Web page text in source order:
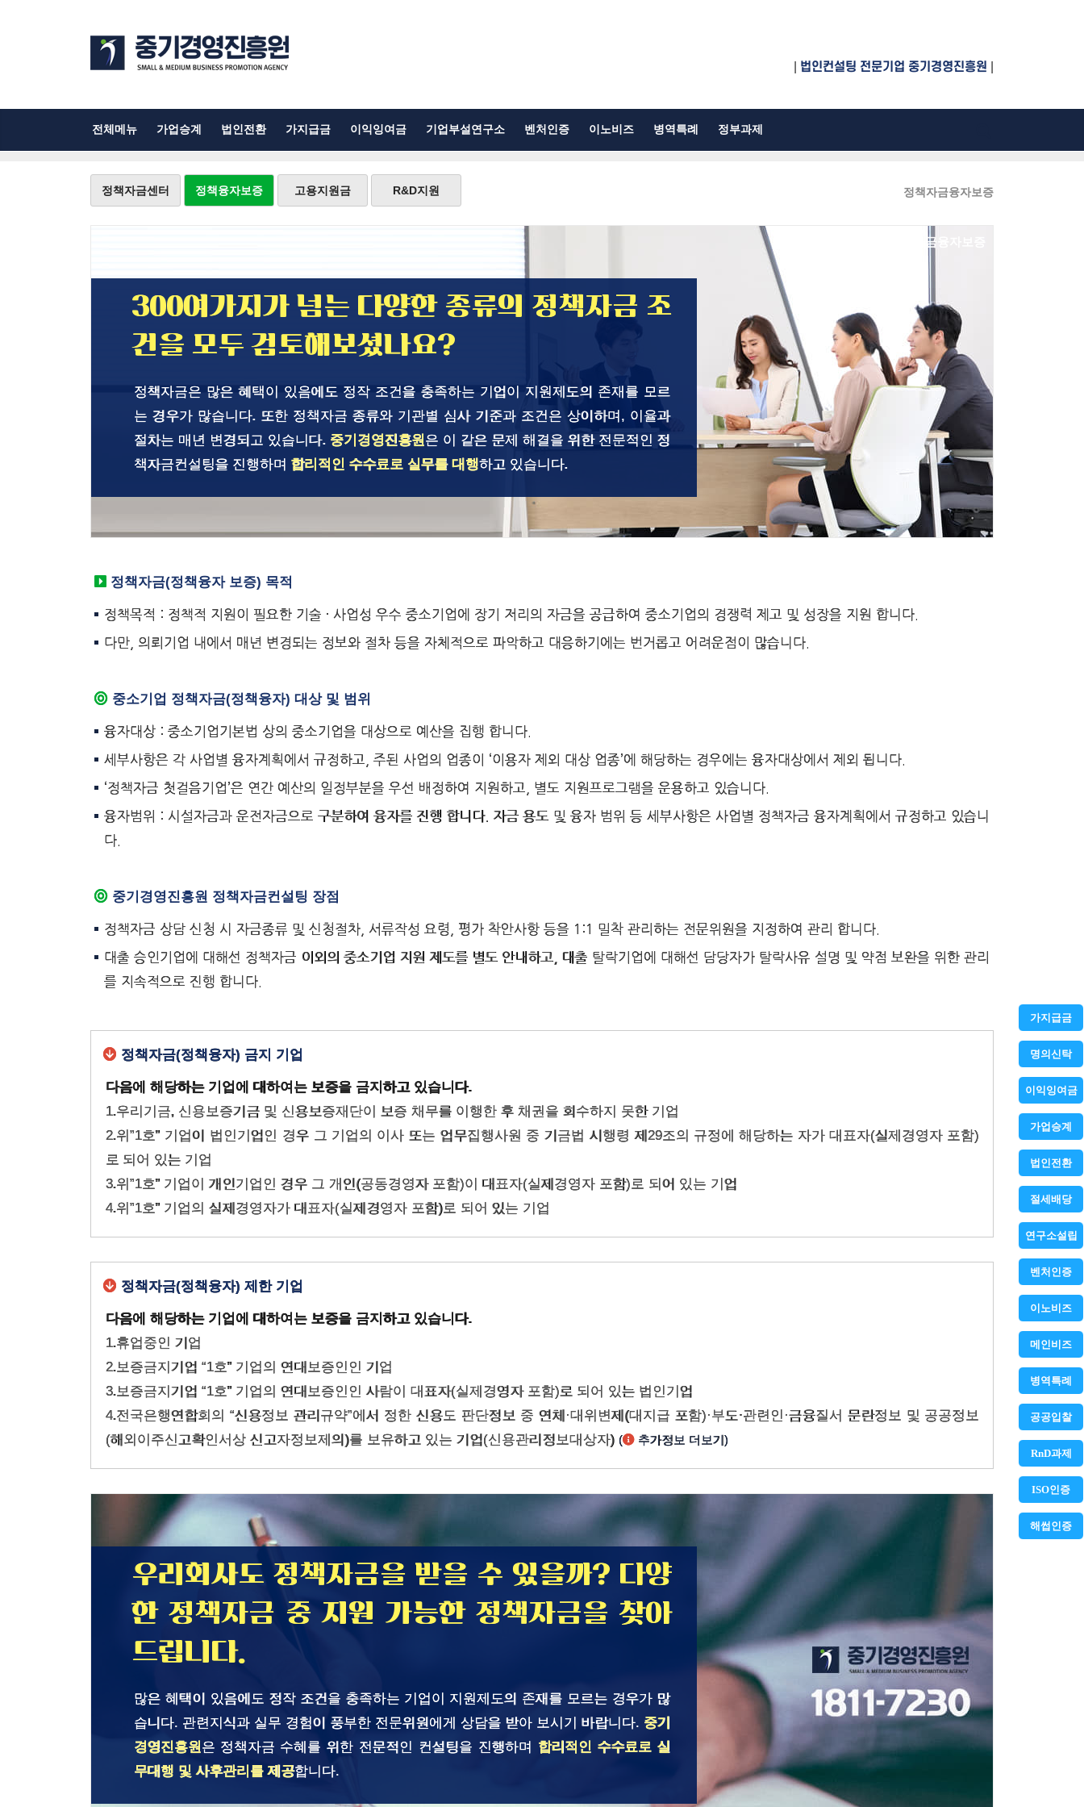
가지급금
명의신탁
이익잉여금
가업승계
법인전환
절세배당
연구소설립
벤처인증
이노비즈
메인비즈
병역특례
공공입찰
RnD과제
ISO인증
해썹인증
법인컨설팅 전문기업 중기경영진흥원
전체메뉴 가업승계 법인전환 가지급금 이익잉여금 기업부설연구소 벤처인증 이노비즈 병역특례 정부과제
정책자금융자보증
정책자금센터 정책융자보증 고용지원금 R&D지원
정책자금융자보증
300여가지가 넘는 다양한 종류의 정책자금 조
건을 모두 검토해보셨나요?
정책자금은 많은 혜택이 있음에도 정작 조건을 충족하는 기업이 지원제도의 존재를 모르
는 경우가 많습니다. 또한 정책자금 종류와 기관별 심사 기준과 조건은 상이하며, 이율과
절차는 매년 변경되고 있습니다. 중기경영진흥원은 이 같은 문제 해결을 위한 전문적인 정
책자금컨설팅을 진행하며 합리적인 수수료로 실무를 대행하고 있습니다.
정책자금(정책융자 보증) 목적
정책목적 : 정책적 지원이 필요한 기술 · 사업성 우수 중소기업에 장기 저리의 자금을 공급하여 중소기업의 경쟁력 제고 및 성장을 지원 합니다.
다만, 의뢰기업 내에서 매년 변경되는 정보와 절차 등을 자체적으로 파악하고 대응하기에는 번거롭고 어려운점이 많습니다.
중소기업 정책자금(정책융자) 대상 및 범위
융자대상 : 중소기업기본법 상의 중소기업을 대상으로 예산을 집행 합니다.
세부사항은 각 사업별 융자계획에서 규정하고, 주된 사업의 업종이 ‘이용자 제외 대상 업종’에 해당하는 경우에는 융자대상에서 제외 됩니다.
‘정책자금 첫걸음기업’은 연간 예산의 일정부분을 우선 배정하여 지원하고, 별도 지원프로그램을 운용하고 있습니다.
융자범위 : 시설자금과 운전자금으로 구분하여 융자를 진행 합니다. 자금 용도 및 융자 범위 등 세부사항은 사업별 정책자금 융자계획에서 규정하고 있습니
다.
중기경영진흥원 정책자금컨설팅 장점
정책자금 상담 신청 시 자금종류 및 신청절차, 서류작성 요령, 평가 착안사항 등을 1:1 밀착 관리하는 전문위원을 지정하여 관리 합니다.
대출 승인기업에 대해선 정책자금 이외의 중소기업 지원 제도를 별도 안내하고, 대출 탈락기업에 대해선 담당자가 탈락사유 설명 및 약점 보완을 위한 관리
를 지속적으로 진행 합니다.
정책자금(정책융자) 금지 기업
다음에 해당하는 기업에 대하여는 보증을 금지하고 있습니다.
1.우리기금, 신용보증기금 및 신용보증재단이 보증 채무를 이행한 후 채권을 회수하지 못한 기업
2.위”1호” 기업이 법인기업인 경우 그 기업의 이사 또는 업무집행사원 중 기금법 시행령 제29조의 규정에 해당하는 자가 대표자(실제경영자 포함)
로 되어 있는 기업
3.위”1호” 기업이 개인기업인 경우 그 개인(공동경영자 포함)이 대표자(실제경영자 포함)로 되어 있는 기업
4.위”1호” 기업의 실제경영자가 대표자(실제경영자 포함)로 되어 있는 기업
정책자금(정책융자) 제한 기업
다음에 해당하는 기업에 대하여는 보증을 금지하고 있습니다.
1.휴업중인 기업
2.보증금지기업 “1호” 기업의 연대보증인인 기업
3.보증금지기업 “1호” 기업의 연대보증인인 사람이 대표자(실제경영자 포함)로 되어 있는 법인기업
4.전국은행연합회의 “신용정보 관리규약”에서 정한 신용도 판단정보 중 연체·대위변제(대지급 포함)·부도·관련인·금융질서 문란정보 및 공공정보
(해외이주신고확인서상 신고자정보제의)를 보유하고 있는 기업(신용관리정보대상자) ( 추가정보 더보기)
우리회사도 정책자금을 받을 수 있을까? 다양
한 정책자금 중 지원 가능한 정책자금을 찾아
드립니다.
많은 혜택이 있음에도 정작 조건을 충족하는 기업이 지원제도의 존재를 모르는 경우가 많
습니다. 관련지식과 실무 경험이 풍부한 전문위원에게 상담을 받아 보시기 바랍니다. 중기
경영진흥원은 정책자금 수혜를 위한 전문적인 컨설팅을 진행하며 합리적인 수수료로 실
무대행 및 사후관리를 제공합니다.